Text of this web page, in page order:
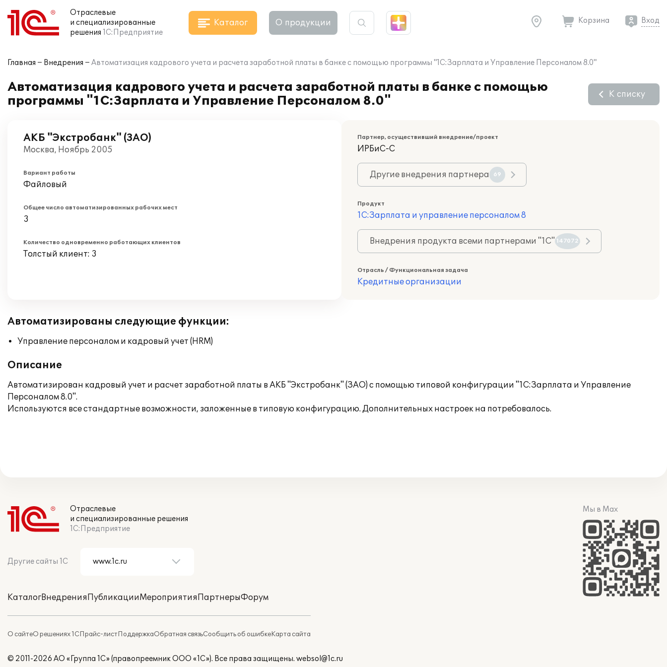
Отраслевые
и специализированные
решения 1С:Предприятие
Каталог О продукции Корзина Вход
Главная Внедрения Автоматизация кадрового учета и расчета заработной платы в банке с помощью программы "1С:Зарплата и Управление Персоналом 8.0"
Автоматизация кадрового учета и расчета заработной платы в банке с помощью
программы "1С:Зарплата и Управление Персоналом 8.0"
К списку
АКБ "Экстробанк" (ЗАО)
Москва, Ноябрь 2005
Вариант работы
Файловый
Общее число автоматизированных рабочих мест
3
Количество одновременно работающих клиентов
Толстый клиент: 3
Партнер, осуществивший внедрение/проект
ИРБиС-С
Другие внедрения партнера 69
Продукт
1С:Зарплата и управление персоналом 8
Внедрения продукта всеми партнерами "1С" 147072
Отрасль / Функциональная задача
Кредитные организации
Автоматизированы следующие функции:
Управление персоналом и кадровый учет (HRM)
Описание
Автоматизирован кадровый учет и расчет заработной платы в АКБ "Экстробанк" (ЗАО) с помощью типовой конфигурации "1С:Зарплата и Управление
Персоналом 8.0".
Используются все стандартные возможности, заложенные в типовую конфигурацию. Дополнительных настроек на потребовалось.
Отраслевые
и специализированные решения
1С:Предприятие
Другие сайты 1С
КаталогВнедренияПубликацииМероприятияПартнерыФорум
О сайтеО решениях 1СПрайс-листПоддержкаОбратная связьСообщить об ошибкеКарта сайта
Мы в Max
© 2011-2026 АО «Группа 1С» (правопреемник ООО «1С»). Все права защищены. websol@1c.ru